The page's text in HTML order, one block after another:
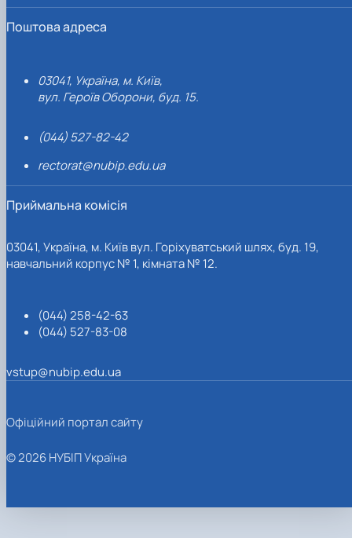
Поштова адреса
03041, Україна, м. Київ,
вул. Героїв Оборони, буд. 15.
(044) 527-82-42
rectorat@nubip.edu.ua
Приймальна комісія
03041, Україна, м. Київ вул. Горіхуватський шлях, буд. 19,
навчальний корпус № 1, кімната № 12.
(044) 258-42-63
(044) 527-83-08
vstup@nubip.edu.ua
Офіційний портал сайту
© 2026 НУБІП Україна